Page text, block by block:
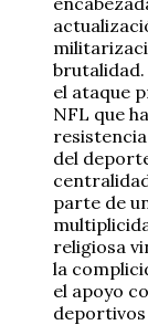
el ataque
NFL que
del
parte de
religiosa
la
el apoyo